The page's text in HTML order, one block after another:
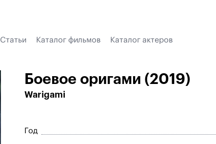
Статьи Каталог фильмов Каталог актеров
Боевое оригами (2019)
Warigami
Год